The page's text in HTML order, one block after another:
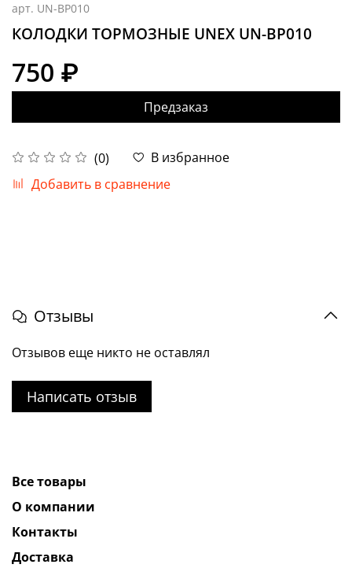
арт. UN-BP010
КОЛОДКИ ТОРМОЗНЫЕ UNEX UN-BP010
(0)
В избранное
Добавить в сравнение
750 ₽
Предзаказ
Отзывы
Отзывов еще никто не оставлял
Написать отзыв
Все товары
О компании
Контакты
Доставка